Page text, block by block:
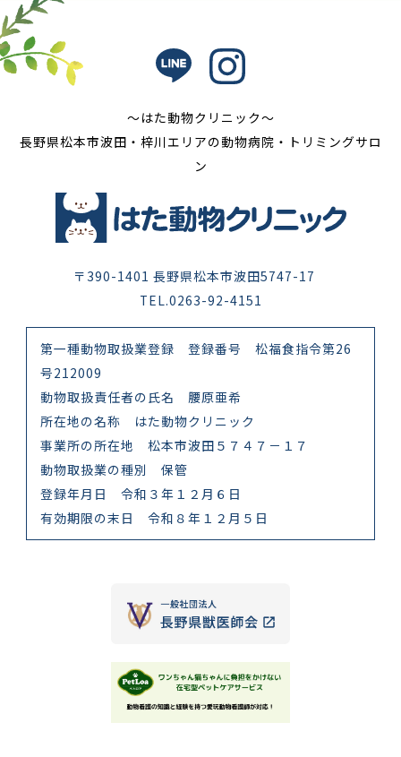
〜はた動物クリニック〜
長野県松本市波田・梓川エリアの動物病院・トリミングサロ
ン
〒390-1401 長野県松本市波田5747-17
TEL.0263-92-4151
第一種動物取扱業登録 登録番号 松福食指令第26
号212009
動物取扱責任者の氏名 腰原亜希
所在地の名称 はた動物クリニック
事業所の所在地 松本市波田５７４７－１７
動物取扱業の種別 保管
登録年月日 令和３年１２月６日
有効期限の末日 令和８年１２月５日